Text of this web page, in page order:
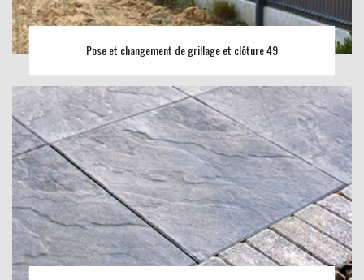
Pose et changement de grillage et clôture 49